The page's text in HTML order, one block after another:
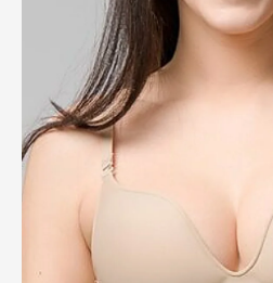
b
u
j
e